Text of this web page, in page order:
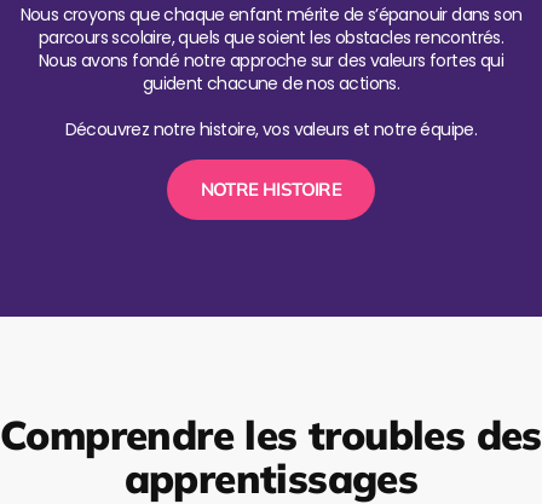
Nous croyons que chaque enfant mérite de s’épanouir dans son
parcours scolaire, quels que soient les obstacles rencontrés.
Nous avons fondé notre approche sur des valeurs fortes qui
guident chacune de nos actions.
Découvrez notre histoire, vos valeurs et notre équipe.
NOTRE HISTOIRE
Comprendre les troubles des
apprentissages